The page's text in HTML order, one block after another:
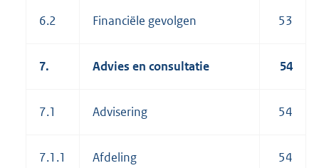
6.2 Financiële gevolgen 53
7. Advies en consultatie 54
7.1 Advisering 54
7.1.1
Afdeling
54